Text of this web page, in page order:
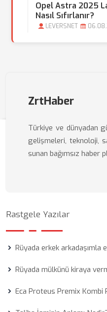
Opel Astra 2025
Nasıl Sıfırlanır?
LEVERSNET
ZrtHaber
Türkiye ve dünyadan
gelişmeleri, teknoloji,
sunan bağımsız haber
Rastgele Yazılar
Rüyada erkek arkadaşımla
Rüyada mülkünü kiraya
Eca Proteus Premix Kombi